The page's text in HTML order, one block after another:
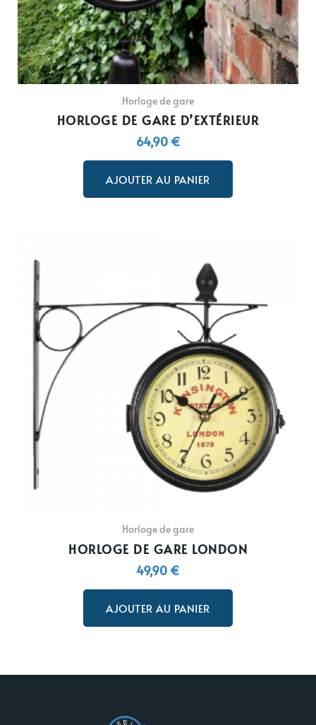
Horloge de gare
HORLOGE DE GARE D’EXTÉRIEUR
64,90 €
AJOUTER AU PANIER
Horloge de gare
HORLOGE DE GARE LONDON
49,90 €
AJOUTER AU PANIER